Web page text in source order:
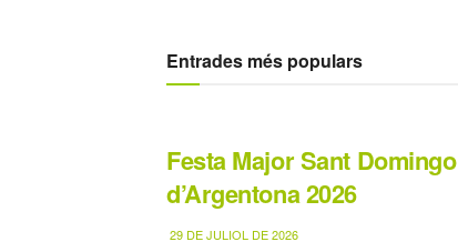
Entrades més populars
Festa Major Sant Domingo
d’Argentona 2026
29 DE JULIOL DE 2026